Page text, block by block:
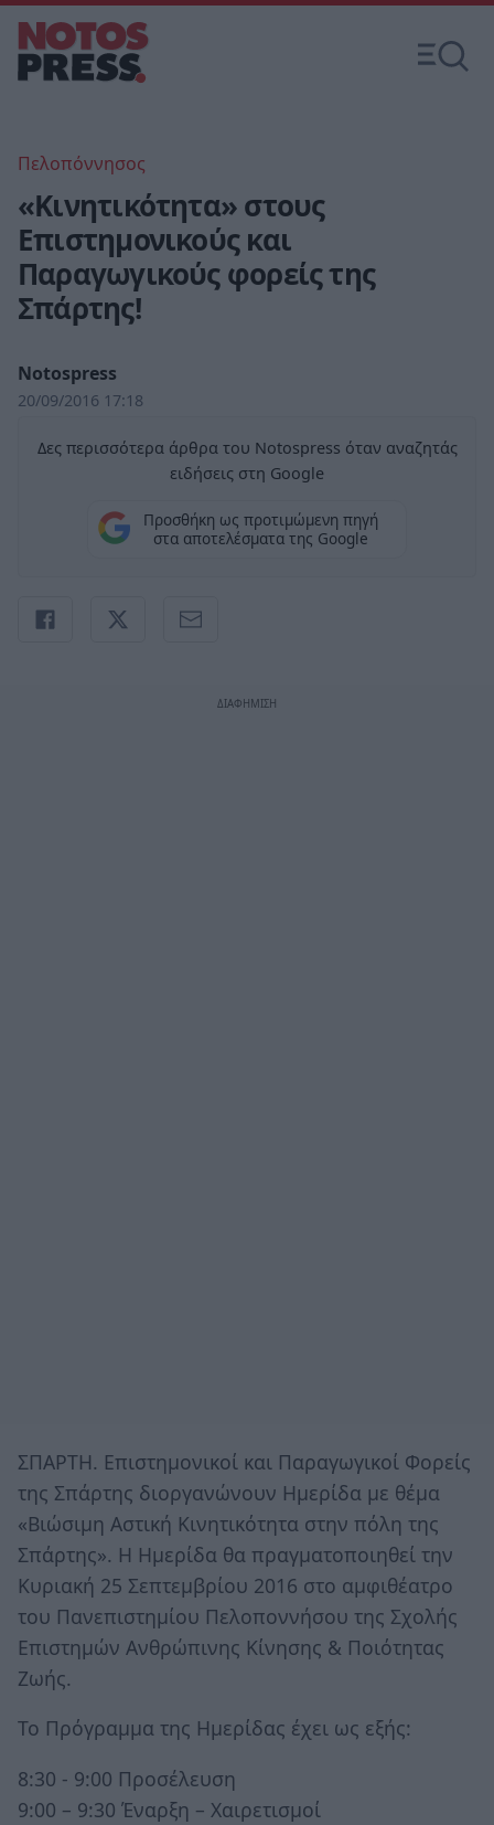
Πελοπόννησος
«Κινητικότητα» στους
Επιστημονικούς και
Παραγωγικούς φορείς της
Σπάρτης!
Notospress
20/09/2016 17:18
Δες περισσότερα άρθρα του Notospress όταν αναζητάς
ειδήσεις στη Google
Προσθήκη ως προτιμώμενη πηγή
στα αποτελέσματα της Google
ΣΠΑΡΤΗ. Eπιστημονικοί και Παραγωγικοί Φορείς
της Σπάρτης διοργανώνουν Ημερίδα με θέμα
«Βιώσιμη Αστική Κινητικότητα στην πόλη της
Σπάρτης». Η Ημερίδα θα πραγματοποιηθεί την
Κυριακή 25 Σεπτεμβρίου 2016 στο αμφιθέατρο
του Πανεπιστημίου Πελοποννήσου της Σχολής
Επιστημών Ανθρώπινης Κίνησης & Ποιότητας
Ζωής.
Το Πρόγραμμα της Ημερίδας έχει ως εξής:
8:30 - 9:00 Προσέλευση
9:00 – 9:30 Έναρξη – Χαιρετισμοί